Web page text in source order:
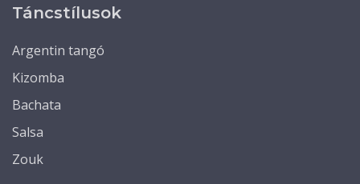
Táncstílusok
Argentin tangó
Kizomba
Bachata
Salsa
Zouk